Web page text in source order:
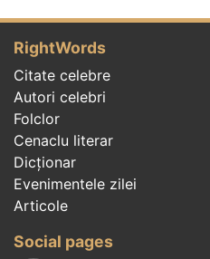
RightWords
Citate celebre
Autori celebri
Folclor
Cenaclu literar
Dicționar
Evenimentele zilei
Articole
Social pages